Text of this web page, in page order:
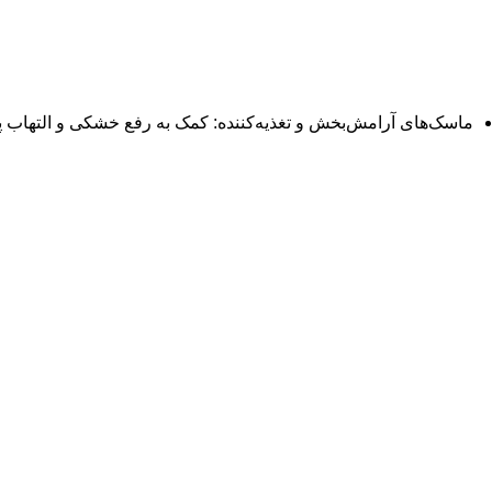
ماسک‌های آرامش‌بخش و تغذیه‌کننده: کمک به رفع خشکی و